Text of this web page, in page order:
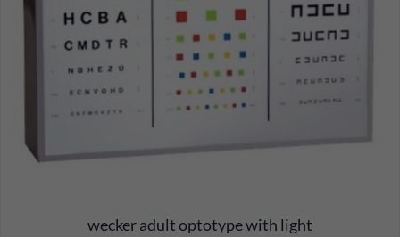
wecker adult optotype with light